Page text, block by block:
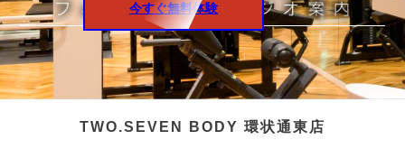
今すぐ無料体験
TWO.SEVEN BODY 環状通東店